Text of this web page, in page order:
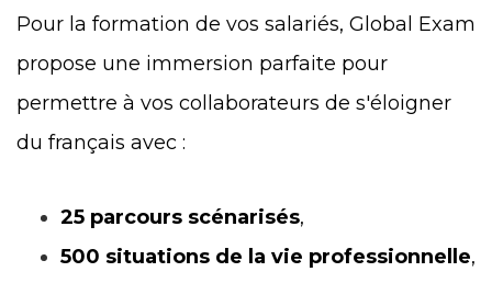
Pour la formation de vos salariés, Global Exam
propose une immersion parfaite pour
permettre à vos collaborateurs de s'éloigner
du français avec :
25 parcours scénarisés,
500 situations de la vie professionnelle,